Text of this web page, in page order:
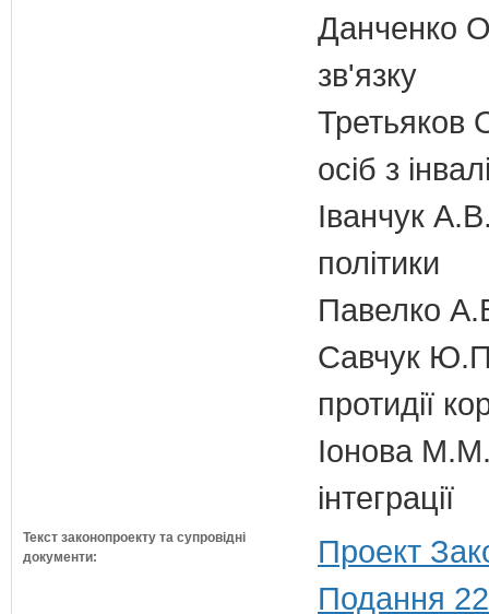
Данченко
зв'язку
Третьяков
осіб з
Іванчук
політики
Павелко
Савчук Ю.П.
протидії
Іонова М.М.
інтеграції
Текст законопроекту та супровідні
документи:
Проект
Подання